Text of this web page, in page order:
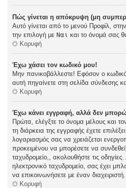
Πώς γίνεται η απόκρυψη (μη
Αυτό γίνεται από το μενού Προφίλ,
την επιλογή με Ναι και το όνομά σας
Κορυφή
Έχω χάσει τον κωδικό μου!
Μην πανικοβάλλεστε! Εφόσον ο
αυτή πηγαίνετε στη σελίδα σύνδεσης
Κορυφή
Έχω κάνει εγγραφή, αλλά δεν
Πρώτα, ελέγξτε το όνομα μέλους και
τη διάρκεια της εγγραφής έχετε
λογαριασμός σας να χρειάζεται
προκειμένου να μπορέσετε να
ταχυδρομείο,, ακολουθήστε τις
ηλεκτρονικό ταχυδρομείο, σας έχει
να επικοινωνήσετε με έναν διαχειριστή.
Κορυφή